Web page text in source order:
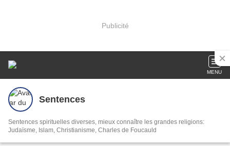
Publicité
MENU
Sentences
Sentences spirituelles diverses, mieux connaître les grandes religions:
Judaïsme, Islam, Christianisme, Charles de Foucauld